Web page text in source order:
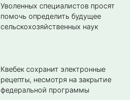
Уволенных специалистов просят
помочь определить будущее
сельскохозяйственных наук
Квебек сохранит электронные
рецепты, несмотря на закрытие
федеральной программы